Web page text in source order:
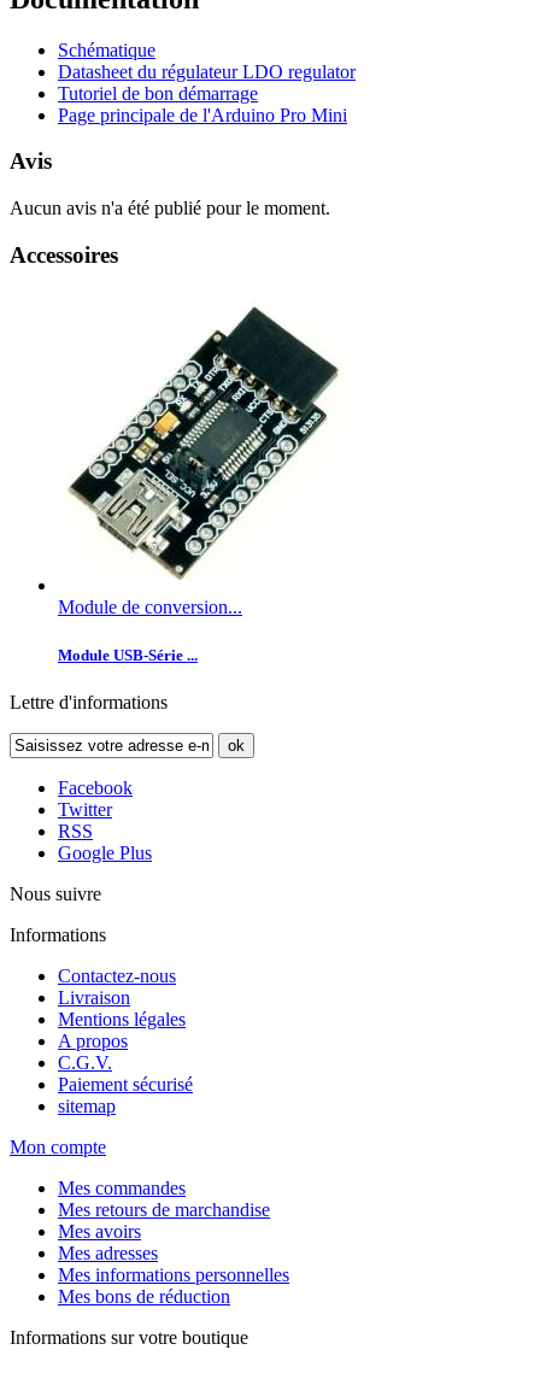
Schématique
Datasheet du régulateur LDO regulator
Tutoriel de bon démarrage
Page principale de l'Arduino Pro Mini
Avis
Aucun avis n'a été publié pour le moment.
Accessoires
Module de conversion...
Module USB-Série ...
Lettre d'informations
ok
Facebook
Twitter
RSS
Google Plus
Nous suivre
Informations
Contactez-nous
Livraison
Mentions légales
A propos
C.G.V.
Paiement sécurisé
sitemap
Mon compte
Mes commandes
Mes retours de marchandise
Mes avoirs
Mes adresses
Mes informations personnelles
Mes bons de réduction
Informations sur votre boutique